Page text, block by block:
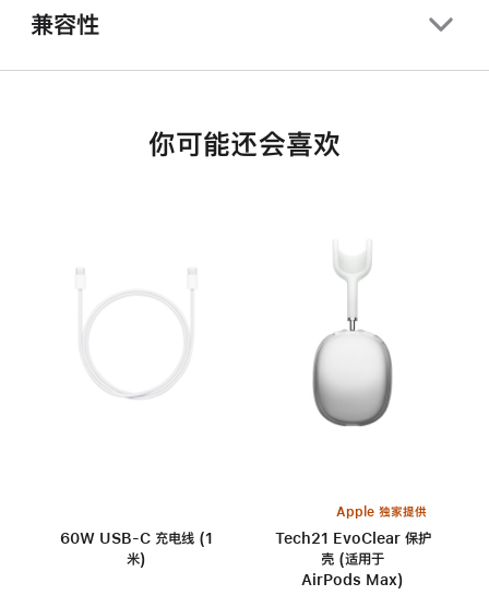
兼容性
你可能还会喜欢
60W USB-C 充电线 (1
米)
Apple 独家提供
Tech21 EvoClear 保护
壳 (适用于
AirPods Max)